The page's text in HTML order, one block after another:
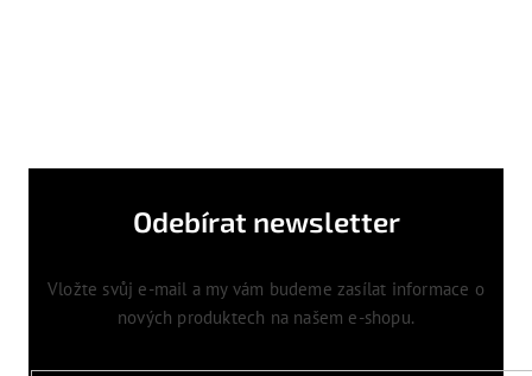
Odebírat newsletter
Vložte svůj e-mail a my vám budeme zasílat informace o
nových produktech na našem e-shopu.